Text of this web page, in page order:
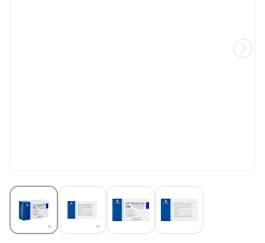
View larger image